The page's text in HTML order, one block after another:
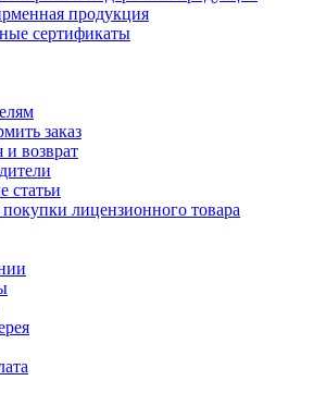
продукция
сертификаты
заказ
и возврат
статьи
лицензионного товара